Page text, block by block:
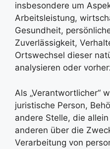
insbesondere um
Arbeitsleistung,
Gesundheit,
Zuverlässigkeit,
Ortswechsel dieser
analysieren oder
Als „Verantwortlicher“
juristische Person,
andere Stelle, die
anderen über die
Verarbeitung von